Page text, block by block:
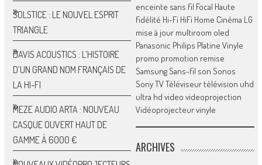
SOLSTICE : LE NOUVEL ESPRIT
TRIANGLE
DAVIS ACOUSTICS : L’HISTOIRE
D’UN GRAND NOM FRANÇAIS DE
LA HI-FI
MEZE AUDIO ARTA : NOUVEAU
CASQUE OUVERT HAUT DE
GAMME À 6000 €
enceinte sans fil Focal Haute
fidélité Hi-Fi HiFi Home Cinéma LG
mise à jour multiroom oled
Panasonic Philips Platine Vinyle
promo promotion remise
SamsungSans-fil son Sonos
SonyTVTéléviseur télévision uhd
ultra hd video videoprojection
Vidéoprojecteurvinyle
ARCHIVES